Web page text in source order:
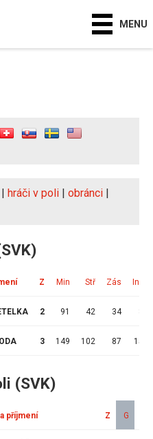
MENU
| hráči v poli | obránci |
Z Min Stř Zás Ink
2 91 42 34
3 149 102 87 15
(SVK)
příjmení Z G